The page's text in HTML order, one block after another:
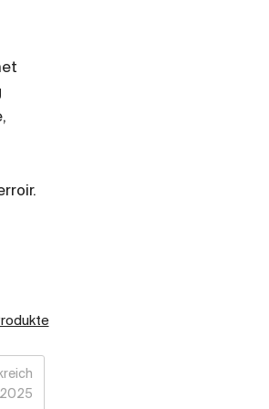
2025